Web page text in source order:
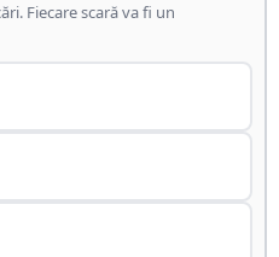
Fiecare scară va fi un